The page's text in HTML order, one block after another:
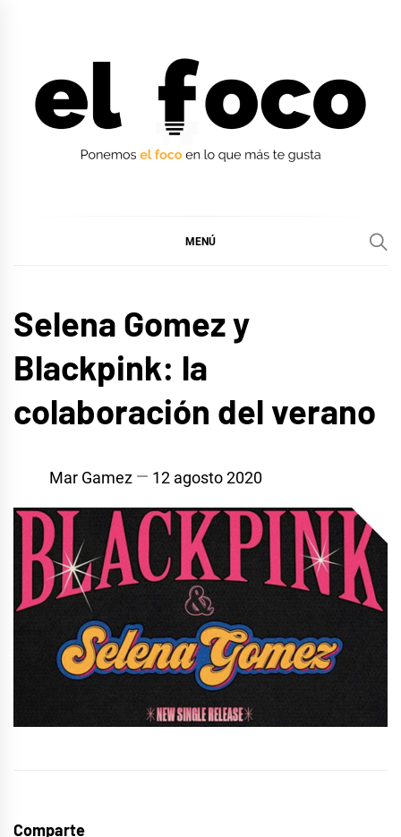
MENÚ
Selena Gomez y
Blackpink: la
colaboración del verano
Mar Gamez 12 agosto 2020
Comparte